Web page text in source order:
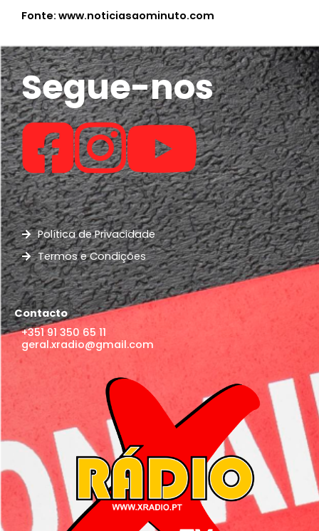
Fonte: www.noticiasaominuto.com
Segue-nos
Política de Privacidade
Termos e Condições
Contacto
+351 91 350 65 11
geral.xradio@gmail.com